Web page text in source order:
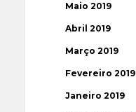
Maio 2019
Abril 2019
Março 2019
Fevereiro 2019
Janeiro 2019